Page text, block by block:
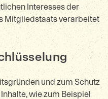
Interesses der
Mitgliedstaats verarbeitet
und zum Schutz
wie zum Beispiel